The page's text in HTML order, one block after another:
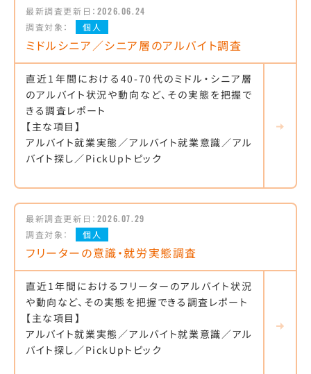
最新調査更新日： 2026.06.24
調査対象：
個人
ミドルシニア／シニア層のアルバイト調査
直近1年間における40-70代のミドル・シニア層
のアルバイト状況や動向など、その実態を把握で
きる調査レポート
【主な項目】
アルバイト就業実態／アルバイト就業意識／アル
バイト探し／PickUpトピック
最新調査更新日： 2026.07.29
調査対象：
個人
フリーターの意識・就労実態調査
直近1年間におけるフリーターのアルバイト状況
や動向など、その実態を把握できる調査レポート
【主な項目】
アルバイト就業実態／アルバイト就業意識／アル
バイト探し／PickUpトピック